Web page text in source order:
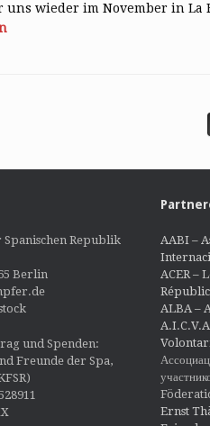
wieder im November in La
Republik
Berlin
und Spenden:
Freunde der Spa,
AABI –
ACER –
ALBA –
Ernst